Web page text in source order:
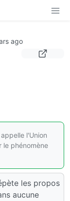
ago
l'Union
le phénomène
les propos
aucune